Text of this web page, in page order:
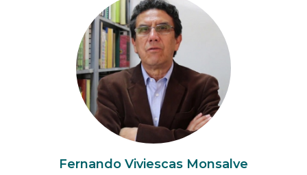
Fernando Viviescas Monsalve